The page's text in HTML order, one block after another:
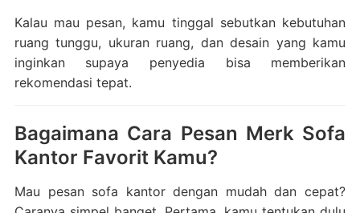
Kalau mau pesan, kamu tinggal sebutkan kebutuhan
ruang tunggu, ukuran ruang, dan desain yang kamu
inginkan supaya penyedia bisa memberikan
rekomendasi tepat.
Bagaimana Cara Pesan Merk Sofa
Kantor Favorit Kamu?
Mau pesan sofa kantor dengan mudah dan cepat?